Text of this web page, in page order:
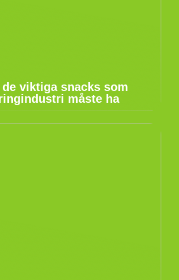
de viktiga snacks som
måste ha